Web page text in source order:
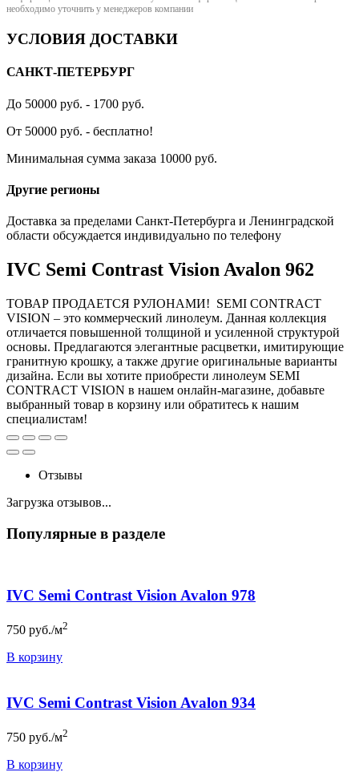
необходимо уточнить у менеджеров компании
УСЛОВИЯ ДОСТАВКИ
САНКТ-ПЕТЕРБУРГ
До 50000 руб. - 1700 руб.
От 50000 руб. - бесплатно!
Минимальная сумма заказа 10000 руб.
Другие регионы
Доставка за пределами Санкт-Петербурга и Ленинградской
области обсуждается индивидуально по телефону
IVC Semi Contrast Vision Avalon 962
ТОВАР ПРОДАЕТСЯ РУЛОНАМИ! SEMI CONTRACT
VISION – это коммерческий линолеум. Данная коллекция
отличается повышенной толщиной и усиленной структурой
основы. Предлагаются элегантные расцветки, имитирующие
гранитную крошку, а также другие оригинальные варианты
дизайна. Если вы хотите приобрести линолеум SEMI
CONTRACT VISION в нашем онлайн-магазине, добавьте
выбранный товар в корзину или обратитесь к нашим
специалистам!
Отзывы
Загрузка отзывов...
Популярные в разделе
IVC Semi Contrast Vision Avalon 978
750 руб./м2
В корзину
IVC Semi Contrast Vision Avalon 934
750 руб./м2
В корзину